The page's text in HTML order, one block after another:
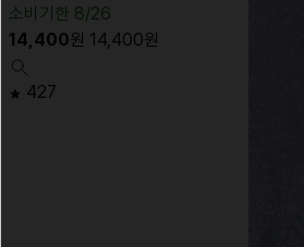
소비기한 8/26
14,400원 14,400원
427